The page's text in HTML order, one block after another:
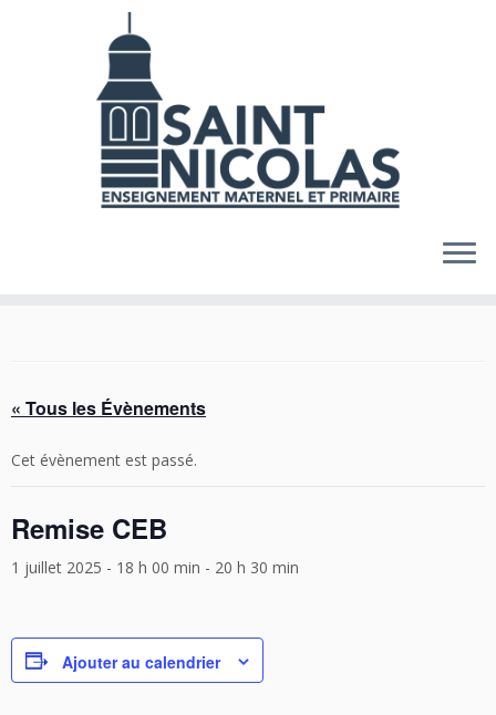
« Tous les Évènements
Cet évènement est passé.
Remise CEB
1 juillet 2025 - 18 h 00 min - 20 h 30 min
Ajouter au calendrier